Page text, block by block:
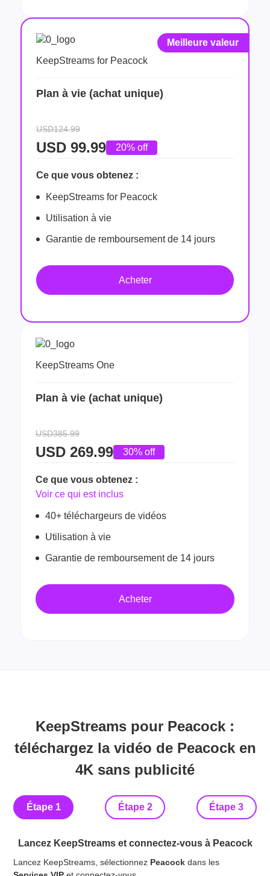
Meilleure valeur
KeepStreams for Peacock
Plan à vie (achat unique)
USD124.99
USD 99.99 20% off
Ce que vous obtenez :
KeepStreams for Peacock
Utilisation à vie
Garantie de remboursement de 14 jours
Acheter
KeepStreams One
Plan à vie (achat unique)
USD385.99
USD 269.99 30% off
Ce que vous obtenez :
Voir ce qui est inclus
40+ téléchargeurs de vidéos
Utilisation à vie
Garantie de remboursement de 14 jours
Acheter
KeepStreams pour Peacock :
téléchargez la vidéo de Peacock en
4K sans publicité
Étape 1 Étape 2 Étape 3
Lancez KeepStreams et connectez-vous à Peacock
Lancez KeepStreams, sélectionnez Peacock dans les